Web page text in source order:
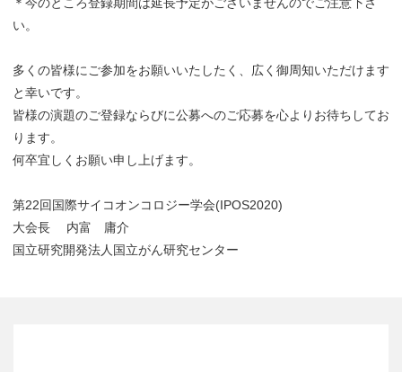
い。
多くの皆様にご参加をお願いいたしたく、広く御周知いただけます
と幸いです。
皆様の演題のご登録ならびに公募へのご応募を心よりお待ちしてお
ります。
何卒宜しくお願い申し上げます。
第22回国際サイコオンコロジー学会(IPOS2020)
大会長 内富 庸介
国立研究開発法人国立がん研究センター